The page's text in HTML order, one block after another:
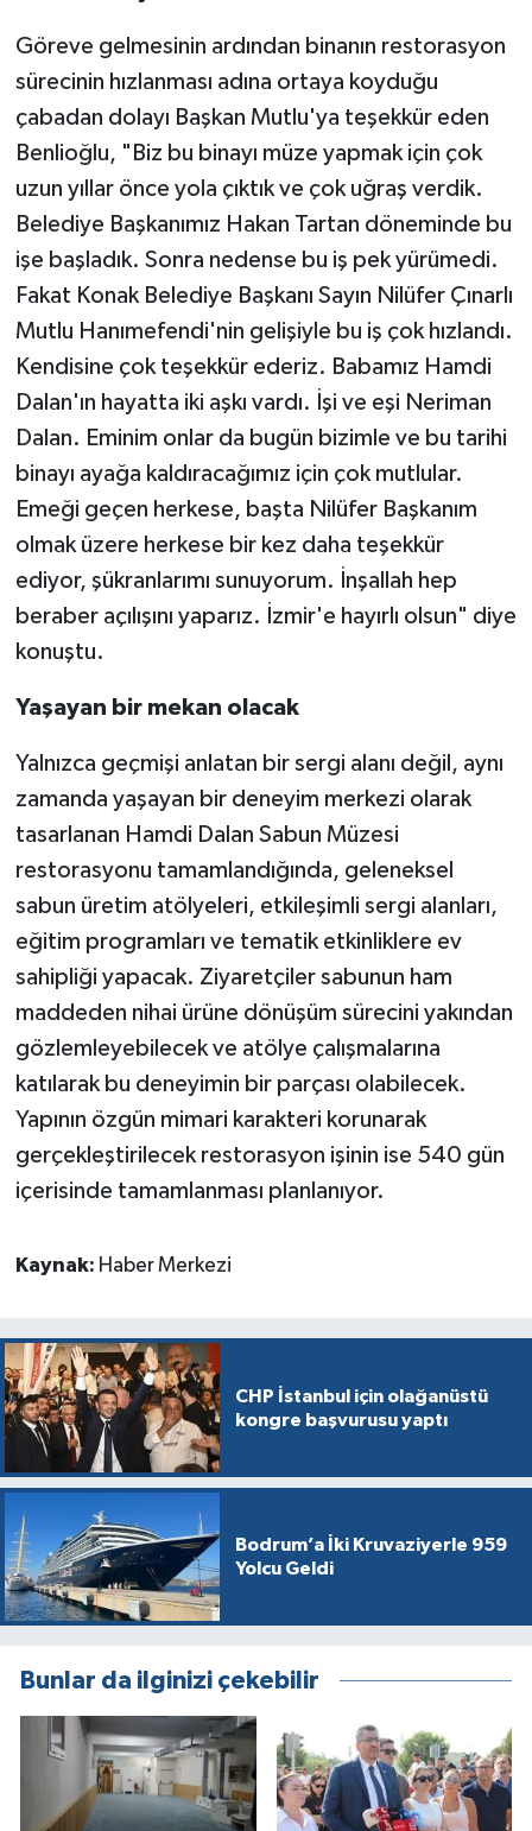
Göreve gelmesinin ardından binanın restorasyon
sürecinin hızlanması adına ortaya koyduğu
çabadan dolayı Başkan Mutlu'ya teşekkür eden
Benlioğlu, "Biz bu binayı müze yapmak için çok
uzun yıllar önce yola çıktık ve çok uğraş verdik.
Belediye Başkanımız Hakan Tartan döneminde bu
işe başladık. Sonra nedense bu iş pek yürümedi.
Fakat Konak Belediye Başkanı Sayın Nilüfer Çınarlı
Mutlu Hanımefendi'nin gelişiyle bu iş çok hızlandı.
Kendisine çok teşekkür ederiz. Babamız Hamdi
Dalan'ın hayatta iki aşkı vardı. İşi ve eşi Neriman
Dalan. Eminim onlar da bugün bizimle ve bu tarihi
binayı ayağa kaldıracağımız için çok mutlular.
Emeği geçen herkese, başta Nilüfer Başkanım
olmak üzere herkese bir kez daha teşekkür
ediyor, şükranlarımı sunuyorum. İnşallah hep
beraber açılışını yaparız. İzmir'e hayırlı olsun" diye
konuştu.
Yaşayan bir mekan olacak
Yalnızca geçmişi anlatan bir sergi alanı değil, aynı
zamanda yaşayan bir deneyim merkezi olarak
tasarlanan Hamdi Dalan Sabun Müzesi
restorasyonu tamamlandığında, geleneksel
sabun üretim atölyeleri, etkileşimli sergi alanları,
eğitim programları ve tematik etkinliklere ev
sahipliği yapacak. Ziyaretçiler sabunun ham
maddeden nihai ürüne dönüşüm sürecini yakından
gözlemleyebilecek ve atölye çalışmalarına
katılarak bu deneyimin bir parçası olabilecek.
Yapının özgün mimari karakteri korunarak
gerçekleştirilecek restorasyon işinin ise 540 gün
içerisinde tamamlanması planlanıyor.
Kaynak: Haber Merkezi
CHP İstanbul için olağanüstü
kongre başvurusu yaptı
Bodrum’a İki Kruvaziyerle 959
Yolcu Geldi
Bunlar da ilginizi çekebilir